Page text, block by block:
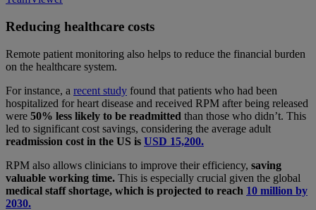
Reducing healthcare costs
Remote patient monitoring also helps to reduce the financial burden
on the healthcare system.
For instance, a recent study found that patients who had been
hospitalized for heart disease and received RPM after being released
were 50% less likely to be readmitted than those who didn’t. This
led to significant cost savings, considering the average adult
readmission cost in the US is USD 15,200.
RPM also allows clinicians to improve their efficiency, saving
valuable working time. This is especially crucial given the global
medical staff shortage, which is projected to reach 10 million by
2030.